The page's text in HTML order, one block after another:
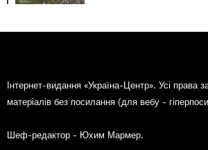
Інтернет-видання «Україна-Центр». Усі права
матеріалів без посилання (для вебу -
Шеф-редактор - Юхим Мармер.